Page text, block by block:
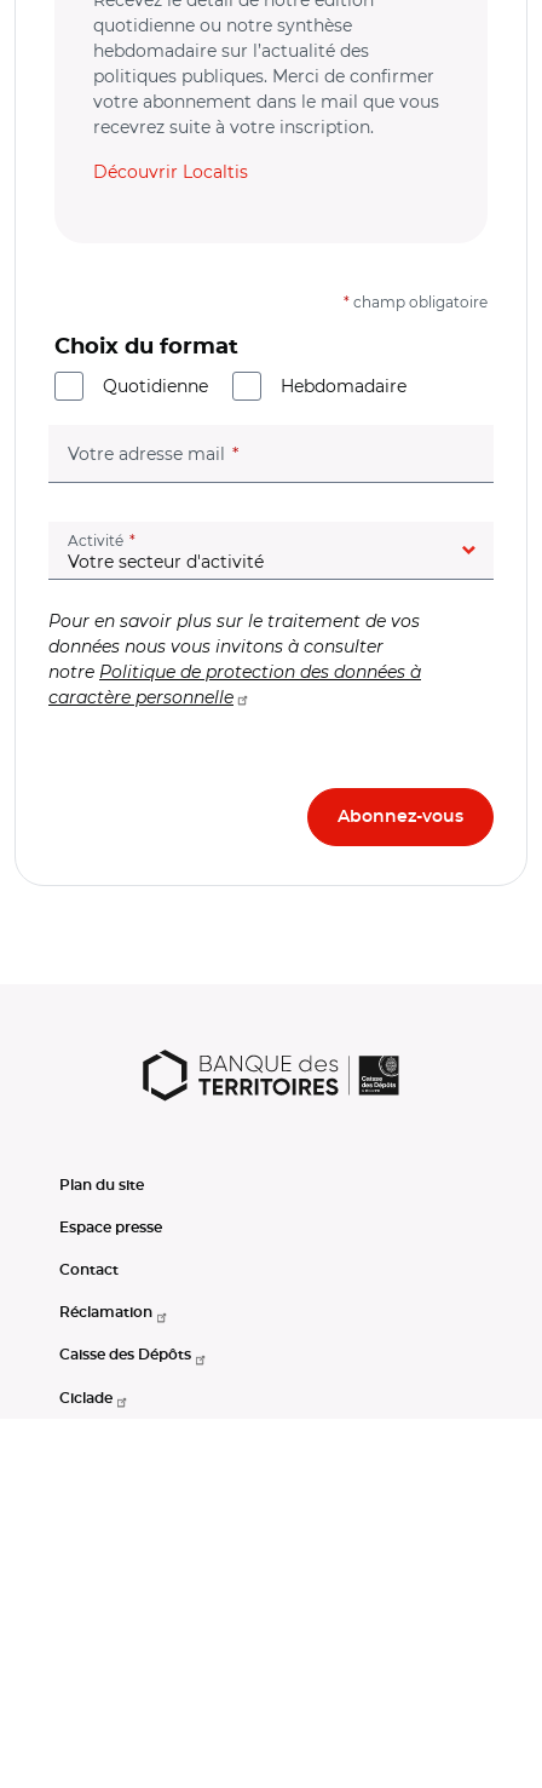
quotidienne ou notre synthèse
hebdomadaire sur l’actualité des
politiques publiques. Merci de confirmer
votre abonnement dans le mail que vous
recevrez suite à votre inscription.
Découvrir Localtis
* champ obligatoire
Choix du format
Quotidienne
Hebdomadaire
Votre adresse mail (champ obligatoire)
Activité (champ obligatoire)
Pour en savoir plus sur le traitement de vos
données nous vous invitons à consulter
notre Politique de protection des données à
caractère personnelle
Plan du site
Espace presse
Contact
Réclamation
Caisse des Dépôts
Ciclade